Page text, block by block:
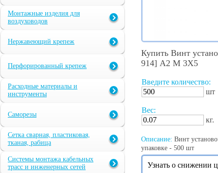
Монтажные изделия для
воздуховодов
Нержавеющий крепеж
Перфорированный крепеж
Расходные материалы и
инструменты
Саморезы
Сетка сварная, пластиковая,
тканая, рабица
Системы монтажа кабельных
трасс и инженерных сетей
Купить Винт
914] А2 M 3X5
Введите количество:
шт
Вес:
кг.
Описание: Винт
упаковке - 500 шт
Узнать о снижении